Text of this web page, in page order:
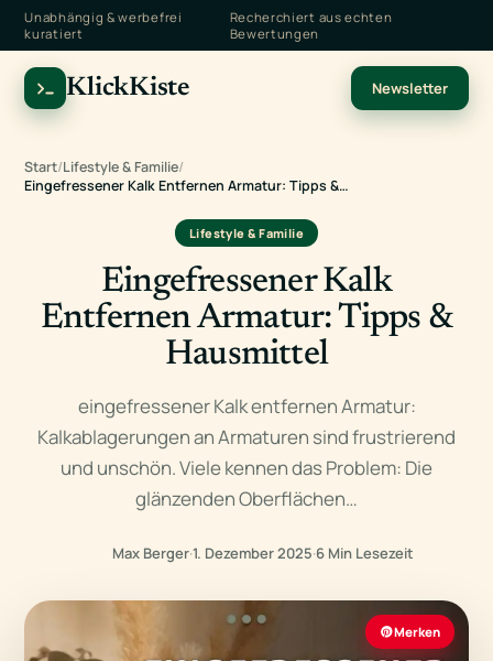
Unabhängig & werbefrei
kuratiert
Recherchiert aus echten
Bewertungen
KlickKiste Newsletter
Start/Lifestyle & Familie/
Eingefressener Kalk Entfernen Armatur: Tipps &…
Lifestyle & Familie
Eingefressener Kalk
Entfernen Armatur: Tipps &
Hausmittel
eingefressener Kalk entfernen Armatur:
Kalkablagerungen an Armaturen sind frustrierend
und unschön. Viele kennen das Problem: Die
glänzenden Oberflächen…
Max Berger·1. Dezember 2025·6 Min Lesezeit
Merken